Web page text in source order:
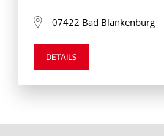
07422 Bad Blankenburg
DETAILS